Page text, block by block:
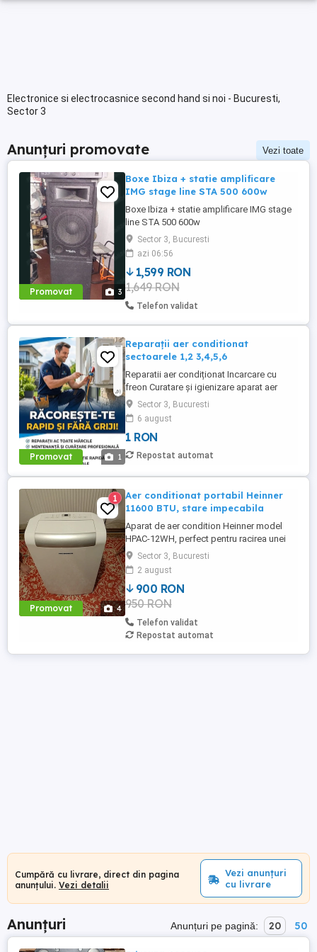
Electronice si electrocasnice second hand si noi - Bucuresti,
Sector 3
Anunțuri promovate Vezi toate
Promovat 3
Boxe Ibiza + statie amplificare
IMG stage line STA 500 600w
Boxe Ibiza + statie amplificare IMG stage
line STA 500 600w
Sector 3, Bucuresti
azi 06:56
1,599 RON
1,649 RON
Telefon validat
Promovat 1
Reparații aer conditionat
sectoarele 1,2 3,4,5,6
Reparatii aer condiționat Incarcare cu
freon Curatare și igienizare aparat aer
condiționat cu solutii profesionale Revizii
și mentenanță Demontare aparat aer
condiționat
Sector 3, Bucuresti
6 august
1 RON
Repostat automat
Promovat 4
1
Aer conditionat portabil Heinner
11600 BTU, stare impecabila
Aparat de aer condition Heinner model
HPAC-12WH, perfect pentru racirea unei
camere daca nu se poate instala un aer
conditionat standard. Pe langa functia de
racire, are si functii de incalzire,
dezumidificare, ventilatie, mod de dormit
noapte si timer. Il vand impreuna cu
manualul, tubul care duce aerul ...
Sector 3, Bucuresti
2 august
900 RON
950 RON
Telefon validat
Repostat automat
Cumpără cu livrare, direct din pagina
anunțului. Vezi detalii
Vezi anunțuri
cu livrare
Anunțuri Anunțuri pe pagină: 20 50